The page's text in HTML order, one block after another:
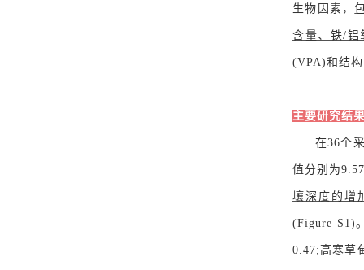
生物因素，
含量、铁/铝
(VPA)和结
主要研究结
在36个
值分别为
壤深度的增
(Figure S1)
0.47;高寒草